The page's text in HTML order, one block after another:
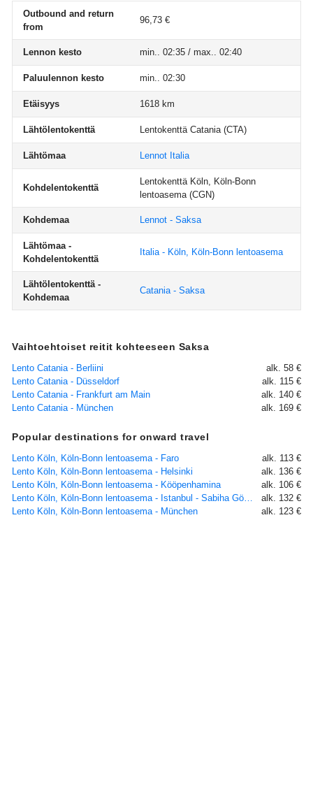
Outbound and return
from
96,73 €
Lennon kesto min.. 02:35 / max.. 02:40
Paluulennon kesto min.. 02:30
Etäisyys 1618 km
Lähtölentokenttä Lentokenttä Catania(CTA)
Lähtömaa Lennot Italia
Kohdelentokenttä
Lentokenttä Köln, Köln-Bonn
lentoasema(CGN)
Kohdemaa Lennot - Saksa
Lähtömaa -
Kohdelentokenttä
Italia - Köln, Köln-Bonn lentoasema
Lähtölentokenttä -
Kohdemaa
Catania - Saksa
Vaihtoehtoiset reitit kohteeseen Saksa
Lento Catania - Berliini
alk. 58 €
Lento Catania - Düsseldorf
alk. 115 €
Lento Catania - Frankfurt am Main
alk. 140 €
Lento Catania - München
alk. 169 €
Popular destinations for onward travel
Lento Köln, Köln-Bonn lentoasema - Faro
alk. 113 €
Lento Köln, Köln-Bonn lentoasema - Helsinki
alk. 136 €
Lento Köln, Köln-Bonn lentoasema - Kööpenhamina
alk. 106 €
Lento Köln, Köln-Bonn lentoasema - Istanbul - Sabiha Gökcen
alk. 132 €
Lento Köln, Köln-Bonn lentoasema - München
alk. 123 €